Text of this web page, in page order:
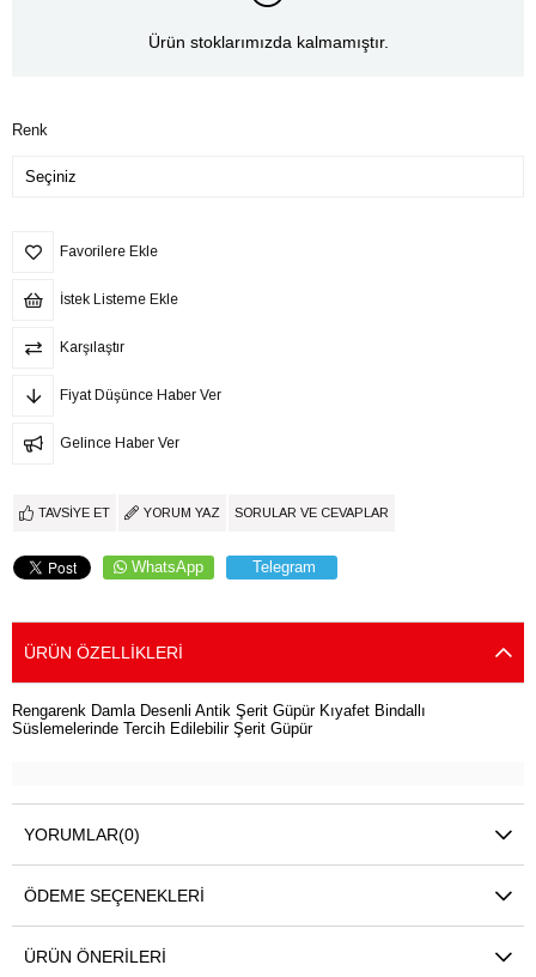
Ürün stoklarımızda kalmamıştır.
Renk
Favorilere Ekle
İstek Listeme Ekle
Karşılaştır
Fiyat Düşünce Haber Ver
Gelince Haber Ver
TAVSIYE ET YORUM YAZ SORULAR VE CEVAPLAR
WhatsApp Telegram
ÜRÜN ÖZELLIKLERI
Rengarenk Damla Desenli Antik Şerit Güpür Kıyafet Bindallı
Süslemelerinde Tercih Edilebilir Şerit Güpür
YORUMLAR(0)
ÖDEME SEÇENEKLERI
ÜRÜN ÖNERILERI